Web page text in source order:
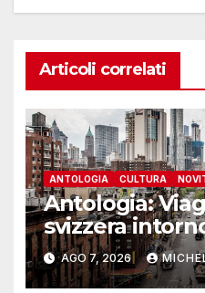
Articoli correlati
ANTOLOGIA CULTURA
Antologia:
svizzera
Yosemite
AGO 7, 2026